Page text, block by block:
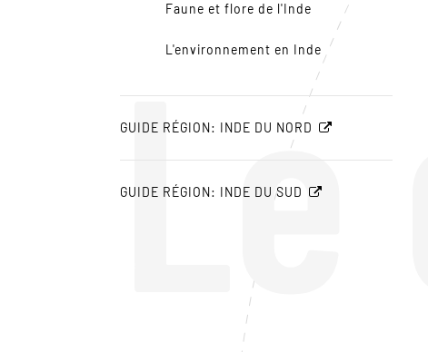
Le
Faune et flore de l'Inde
L'environnement en Inde
GUIDE RÉGION: INDE DU NORD
GUIDE RÉGION: INDE DU SUD